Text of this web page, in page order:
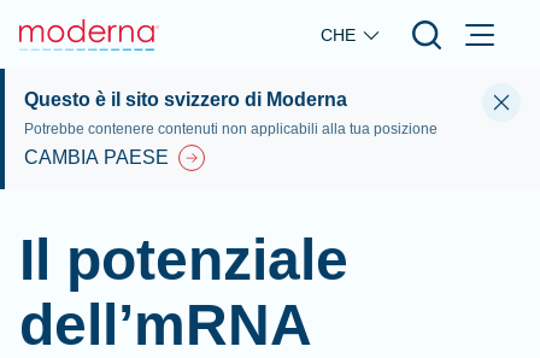
Skip to main content
CHE
Questo è il sito svizzero di Moderna
Potrebbe contenere contenuti non applicabili alla tua posizione
CAMBIA PAESE
Il potenziale
dell’mRNA